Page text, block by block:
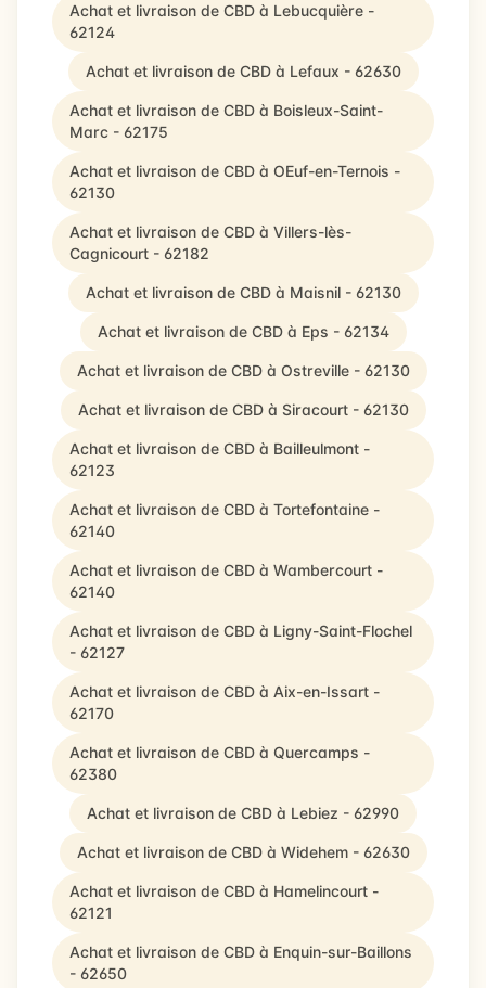
Achat et livraison de CBD à Lebucquière -
62124
Achat et livraison de CBD à Lefaux - 62630
Achat et livraison de CBD à Boisleux-Saint-
Marc - 62175
Achat et livraison de CBD à OEuf-en-Ternois -
62130
Achat et livraison de CBD à Villers-lès-
Cagnicourt - 62182
Achat et livraison de CBD à Maisnil - 62130
Achat et livraison de CBD à Eps - 62134
Achat et livraison de CBD à Ostreville - 62130
Achat et livraison de CBD à Siracourt - 62130
Achat et livraison de CBD à Bailleulmont -
62123
Achat et livraison de CBD à Tortefontaine -
62140
Achat et livraison de CBD à Wambercourt -
62140
Achat et livraison de CBD à Ligny-Saint-Flochel
- 62127
Achat et livraison de CBD à Aix-en-Issart -
62170
Achat et livraison de CBD à Quercamps -
62380
Achat et livraison de CBD à Lebiez - 62990
Achat et livraison de CBD à Widehem - 62630
Achat et livraison de CBD à Hamelincourt -
62121
Achat et livraison de CBD à Enquin-sur-Baillons
- 62650